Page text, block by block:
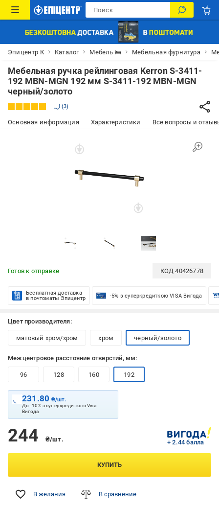
Эпицентр К Каталог Мебель 🛌 Мебельная фурнитура
Мебельная ручка рейлинговая Kerron S-3411-
192 MBN-MGN 192 мм S-3411-192 MBN-MGN
черный/золото
3
Основная информация Характеристики Все вопросы и
Готов к отправке КОД40426778
Бесплатная доставка
в почтоматы Эпицентр
-5% з суперкредиткою VISA Вигода
Цвет производителя:
матовый хром/хром хром черный/золото
Межцентровое расстояние отверстий, мм:
96 128 160 192
231.80₴/шт.
До -10% з суперкредиткою Visa
Вигода
244 ₴/шт. + 2.44 балла
КУПИТЬ
В желания В сравнение